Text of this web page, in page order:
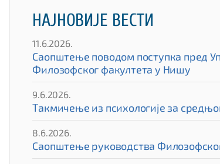
НАЈНОВИЈЕ ВЕСТИ
11.6.2026.
Саопштење поводом поступка пред
Филозофског факултета у Нишу
9.6.2026.
Такмичење из психологије за
8.6.2026.
Саопштење руководства